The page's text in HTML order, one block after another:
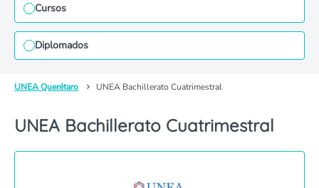
Cursos
Diplomados
UNEA Querétaro UNEA Bachillerato Cuatrimestral
UNEA Bachillerato Cuatrimestral